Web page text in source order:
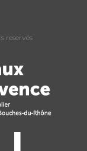
HM
reservés